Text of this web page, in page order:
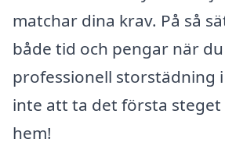
matchar dina krav. På så
både tid och pengar när
professionell storstädning i
inte att ta det första
hem!